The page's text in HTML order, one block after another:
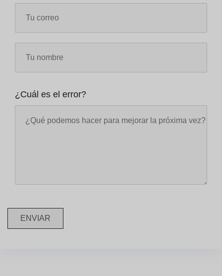
¿Cuál es el error?
ENVIAR